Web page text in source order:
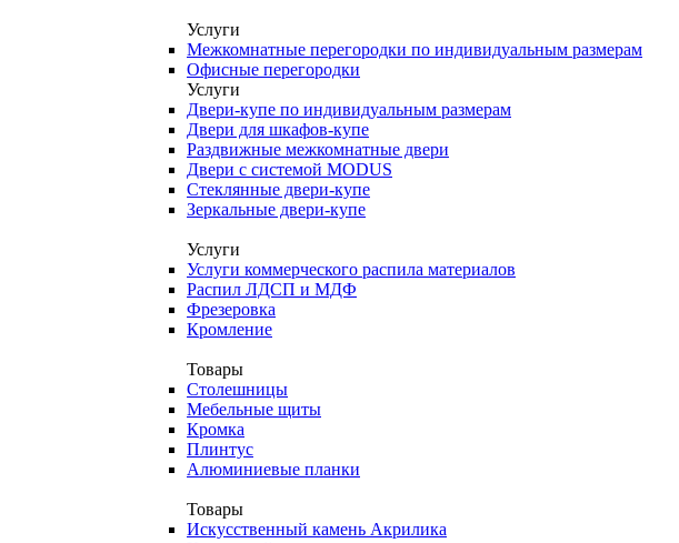
Услуги
Межкомнатные перегородки по индивидуальным размерам
Офисные перегородки
Услуги
Двери-купе по индивидуальным размерам
Двери для шкафов-купе
Раздвижные межкомнатные двери
Двери с системой MODUS
Стеклянные двери-купе
Зеркальные двери-купе
Услуги
Услуги коммерческого распила материалов
Распил ЛДСП и МДФ
Фрезеровка
Кромление
Товары
Столешницы
Мебельные щиты
Кромка
Плинтус
Алюминиевые планки
Товары
Искусственный камень Акрилика